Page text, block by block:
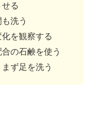
る
洗う
を観察する
の石鹸を使う
ず足を洗う